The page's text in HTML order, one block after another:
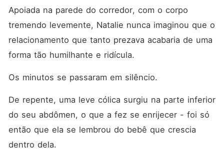
Apoiada na parede do corredor, com o corpo
tremendo levemente, Natalie nunca imaginou que o
relacionamento que tanto prezava acabaria de uma
forma tão humilhante e ridícula.
Os minutos se passaram em silêncio.
De repente, uma leve cólica surgiu na parte inferior
do seu abdômen, o que a fez se enrijecer - foi só
então que ela se lembrou do bebê que crescia
dentro dela.